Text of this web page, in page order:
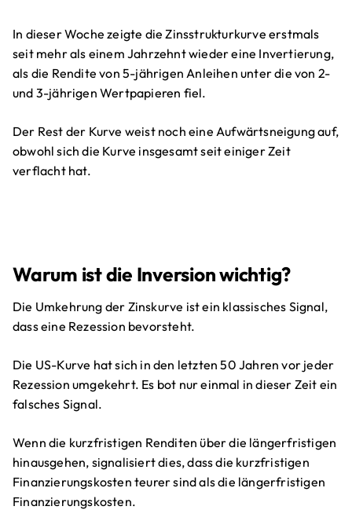
In dieser Woche zeigte die Zinsstrukturkurve erstmals
seit mehr als einem Jahrzehnt wieder eine Invertierung,
als die Rendite von 5-jährigen Anleihen unter die von 2-
und 3-jährigen Wertpapieren fiel.
Der Rest der Kurve weist noch eine Aufwärtsneigung auf,
obwohl sich die Kurve insgesamt seit einiger Zeit
verflacht hat.
Warum ist die Inversion wichtig?
Die Umkehrung der Zinskurve ist ein klassisches Signal,
dass eine Rezession bevorsteht.
Die US-Kurve hat sich in den letzten 50 Jahren vor jeder
Rezession umgekehrt. Es bot nur einmal in dieser Zeit ein
falsches Signal.
Wenn die kurzfristigen Renditen über die längerfristigen
hinausgehen, signalisiert dies, dass die kurzfristigen
Finanzierungskosten teurer sind als die längerfristigen
Finanzierungskosten.